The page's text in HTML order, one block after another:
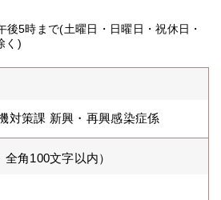
後5時まで(土曜日・日曜日・祝休日・
く)
対策課 新興・再興感染症係
全角100文字以内）